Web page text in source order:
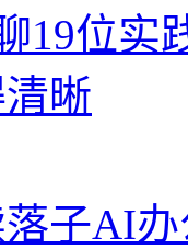
19位实
晰
子AI办